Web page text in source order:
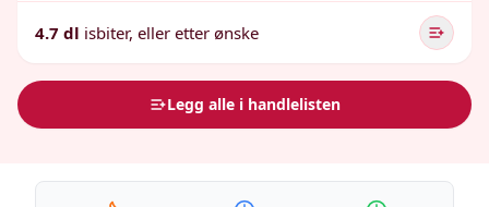
4.7 dl isbiter, eller etter ønske
Legg alle i handlelisten